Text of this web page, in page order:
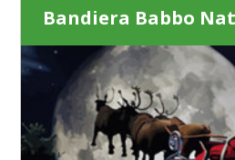
Bandiera Babbo